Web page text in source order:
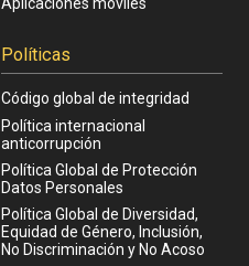
Políticas
Código global de integridad
Política internacional
anticorrupción
Política Global de Protección
Datos Personales
Política Global de Diversidad,
Equidad de Género, Inclusión,
No Discriminación y No Acoso